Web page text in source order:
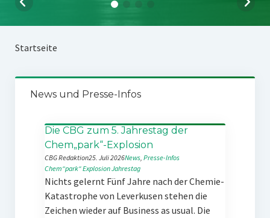
Startseite
News und Presse-Infos
Die CBG zum 5. Jahrestag der
Chem„park“-Explosion
CBG Redaktion25. Juli 2026News, Presse-Infos
Chem“park“ExplosionJahrestag
Nichts gelernt Fünf Jahre nach der Chemie-
Katastrophe von Leverkusen stehen die
Zeichen wieder auf Business as usual. Die